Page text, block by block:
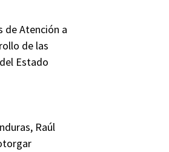
de Atención a
de las
Estado
Raúl